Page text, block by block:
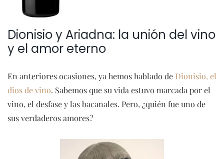
Dionisio y Ariadna: la unión del vino
y el amor eterno
En anteriores ocasiones, ya hemos hablado de Dionisio, el
dios de vino. Sabemos que su vida estuvo marcada por el
vino, el desfase y las bacanales. Pero, ¿quién fue uno de
sus verdaderos amores?